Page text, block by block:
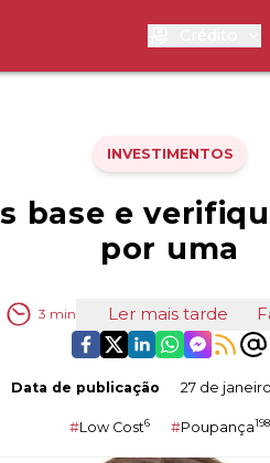
INVESTIMENTOS
base e
por uma
3 min Ler mais tarde
Data de publicação 27 de
#Low Cost6 #Poupança198